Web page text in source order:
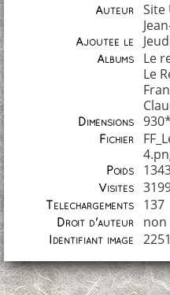
Auteur
Site
Ajoutée le
Albums Le
Le
Dimensions
Fichier
Poids
Visites
Téléchargements 137
Droit d'auteur non
Identifiant image 2251